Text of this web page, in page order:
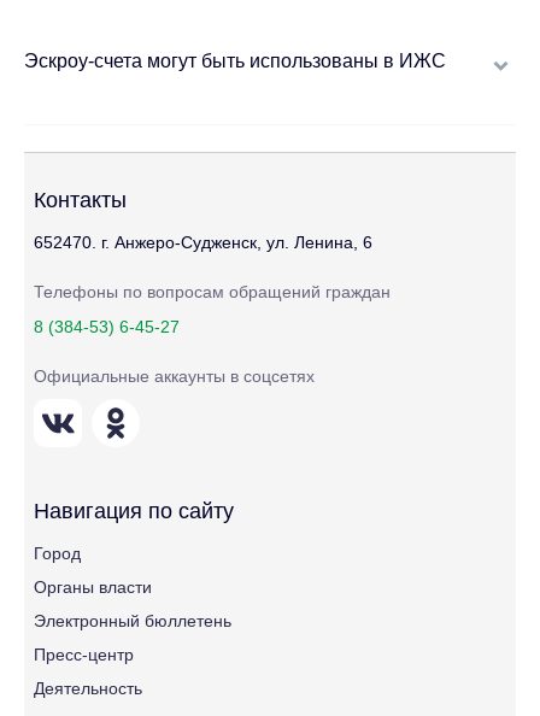
Эскроу-счета могут быть использованы в ИЖС
Контакты
652470. г. Анжеро-Судженск, ул. Ленина, 6
Телефоны по вопросам обращений граждан
8 (384-53) 6-45-27
Официальные аккаунты в соцсетях
Навигация по сайту
Город
Органы власти
Электронный бюллетень
Пресс-центр
Деятельность